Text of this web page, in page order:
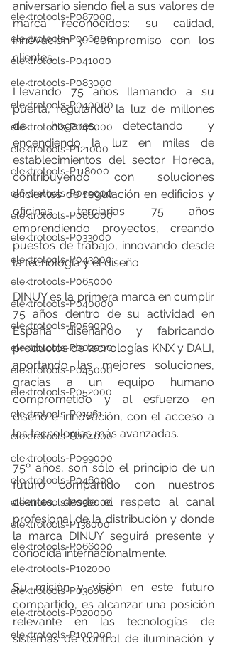
elektrotools-P087000
elektrotools-P096000
elektrotools-P041000
elektrotools-P083000
elektrotools-P040000
elektrotools-P046000
elektrotools-P121000
elektrotools-P118000
elektrotools-P059000
elektrotools-P086000
elektrotools-P033000
elektrotools-P043000
elektrotools-P065000
elektrotools-P040000
elektrotools-P059000
elektrotools-P002000
elektrotools-P045000
elektrotools-P052000
elektrotools-P01961
elektrotools-P064000
elektrotools-P099000
elektrotools-P046000
elektrotools-P030000
elektrotools-P138000
elektrotools-P066000
elektrotools-P102000
elektrotools-P036000
elektrotools-P020000
elektrotools-P100000
aniversario siendo fiel a sus valores de
marca reconocidos: su calidad,
innovación y compromiso con los
clientes.
Llevando 75 años llamando a su
puerta, regulando la luz de millones
de hogares, detectando y
encendiendo la luz en miles de
establecimientos del sector Horeca,
contribuyendo con soluciones
eficientes de regulación en edificios y
oficinas terciarias. 75 años
emprendiendo proyectos, creando
puestos de trabajo, innovando desde
la tecnología y el diseño.
DINUY es la primera marca en cumplir
75 años dentro de su actividad en
España diseñando y fabricando
productos de tecnologías KNX y DALI,
aportando las mejores soluciones,
gracias a un equipo humano
comprometido y al esfuerzo en
diseño e innovación, con el acceso a
las tecnologías más avanzadas.
75º años, son sólo el principio de un
futuro compartido con nuestros
clientes, desde el respeto al canal
profesional de la distribución y donde
la marca DINUY seguirá presente y
conocida internacionalmente.
Su misión y visión en este futuro
compartido, es alcanzar una posición
relevante en las tecnologías de
sistemas de control de iluminación y